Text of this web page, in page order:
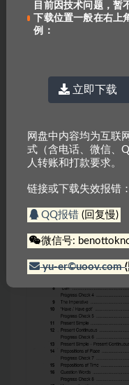
目前因技术问题，暂
下载位置一般在右上
例：
立即下载
网盘中内容均为互联
式（含电话、微信、
人转账和打款要求。
链接或下载失效报错：
QQ报错(回复慢)
微信号:
yu-er©uoov.com